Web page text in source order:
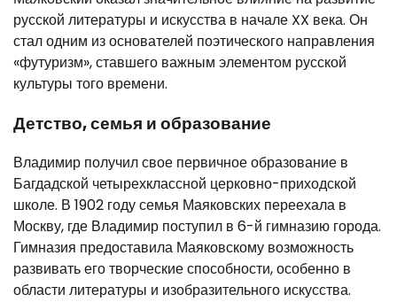
русской литературы и искусства в начале XX века. Он
стал одним из основателей поэтического направления
«футуризм», ставшего важным элементом русской
культуры того времени.
Детство, семья и образование
Владимир получил свое первичное образование в
Багдадской четырехклассной церковно-приходской
школе. В 1902 году семья Маяковских переехала в
Москву, где Владимир поступил в 6-й гимназию города.
Гимназия предоставила Маяковскому возможность
развивать его творческие способности, особенно в
области литературы и изобразительного искусства.